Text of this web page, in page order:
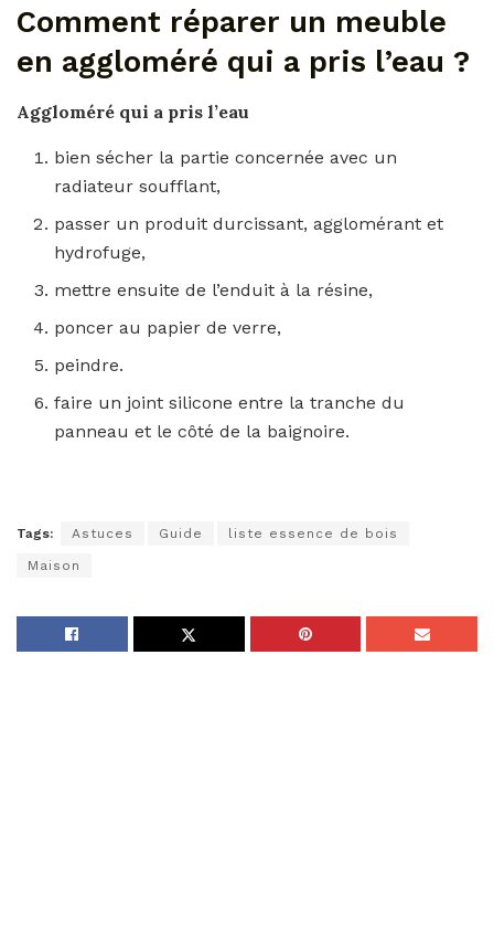
Comment réparer un meuble
en aggloméré qui a pris l’eau ?
Aggloméré qui a pris l’eau
bien sécher la partie concernée avec un
radiateur soufflant,
passer un produit durcissant, agglomérant et
hydrofuge,
mettre ensuite de l’enduit à la résine,
poncer au papier de verre,
peindre.
faire un joint silicone entre la tranche du
panneau et le côté de la baignoire.
Tags: Astuces Guide liste essence de bois
Maison